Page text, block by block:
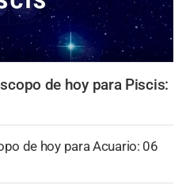
de hoy para Piscis:
de hoy para Acuario: 06